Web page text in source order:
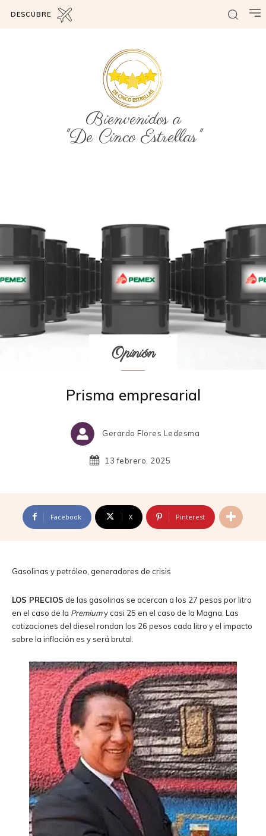
DESCUBRE
Bienvenidos a
"De Cinco Estrellas"
Opinión
Prisma empresarial
Gerardo Flores Ledesma
13 febrero, 2025
Facebook X Pinterest
Gasolinas y petróleo, generadores de crisis
LOS PRECIOS de las gasolinas se acercan a los 27 pesos por litro
en el caso de la Premiumy casi 25 en el caso de la Magna. Las
cotizaciones del diesel rondan los 26 pesos cada litro y el impacto
sobre la inflación es y será brutal.